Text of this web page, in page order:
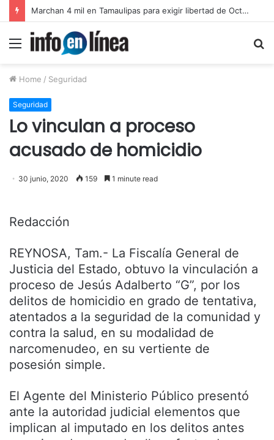
Marchan 4 mil en Tamaulipas para exigir libertad de Octavio Leal Moncada
Menu
Home / Seguridad
Seguridad
Lo vinculan a proceso
acusado de homicidio
30 junio, 2020 159 1 minute read
Redacción
REYNOSA, Tam.- La Fiscalía General de
Justicia del Estado, obtuvo la vinculación a
proceso de Jesús Adalberto “G”, por los
delitos de homicidio en grado de tentativa,
atentados a la seguridad de la comunidad y
contra la salud, en su modalidad de
narcomenudeo, en su vertiente de
posesión simple.
El Agente del Ministerio Público presentó
ante la autoridad judicial elementos que
implican al imputado en los delitos antes